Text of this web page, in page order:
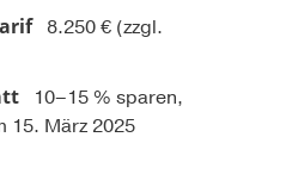
8.250 € (zzgl.
10–15 % sparen,
15. März 2025